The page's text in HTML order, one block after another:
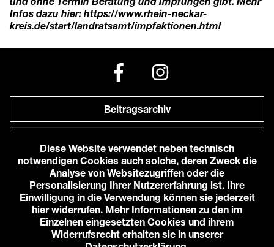
Infos dazu hier: https://www.rhein-neckar-
kreis.de/start/landratsamt/impfaktionen.html
Beitragsarchiv
Anfahrt zu uns
© 2026 Karlstorbahnhof e.V.
Impressum
Datenschutzerklärung
Diese Website verwendet neben technisch
notwendigen Cookies auch solche, deren Zweck die
Analyse von Websitezugriffen oder die
Personalisierung Ihrer Nutzererfahrung ist. Ihre
Einwilligung in die Verwendung können sie jederzeit
hier widerrufen. Mehr Informationen zu den im
Einzelnen eingesetzten Cookies und ihrem
Widerrufsrecht erhalten sie in unserer